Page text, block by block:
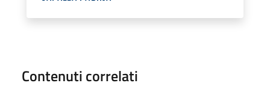
Contenuti correlati